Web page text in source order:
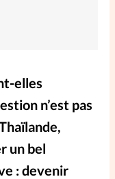
elles
n’est pas
un bel
: devenir